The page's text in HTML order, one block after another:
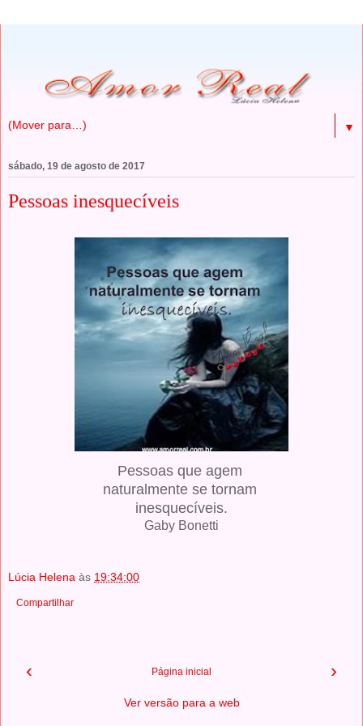
▼
sábado, 19 de agosto de 2017
Pessoas inesquecíveis
Pessoas que agem
naturalmente se tornam
inesquecíveis.
Gaby Bonetti
Lúcia Helena às 19:34:00
Compartilhar
‹ ›
Página inicial
Ver versão para a web